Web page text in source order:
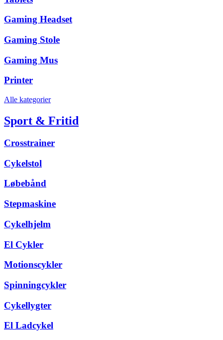
Gaming Headset
Gaming Stole
Gaming Mus
Printer
Alle kategorier
Sport & Fritid
Crosstrainer
Cykelstol
Løbebånd
Stepmaskine
Cykelhjelm
El Cykler
Motionscykler
Spinningcykler
Cykellygter
El Ladcykel